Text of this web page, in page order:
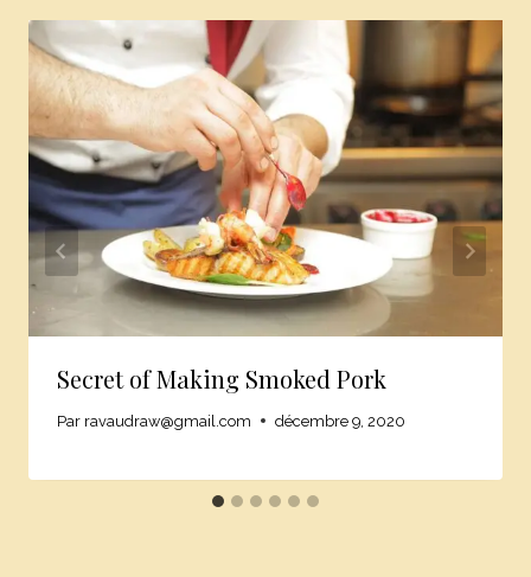
Secret of Making Smoked Pork
Par ravaudraw@gmail.com décembre 9, 2020